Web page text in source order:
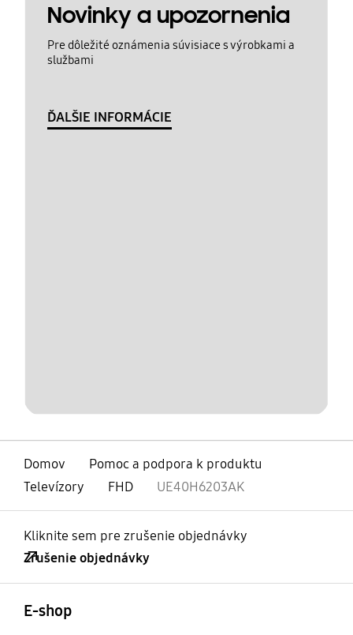
Novinky a upozornenia
Pre dôležité oznámenia súvisiace s výrobkami a
službami
ĎALŠIE INFORMÁCIE
Domov
Pomoc a podpora k produktu
Televízory
FHD UE40H6203AK
Kliknite sem pre zrušenie objednávky
Zrušenie objednávky
E-shop